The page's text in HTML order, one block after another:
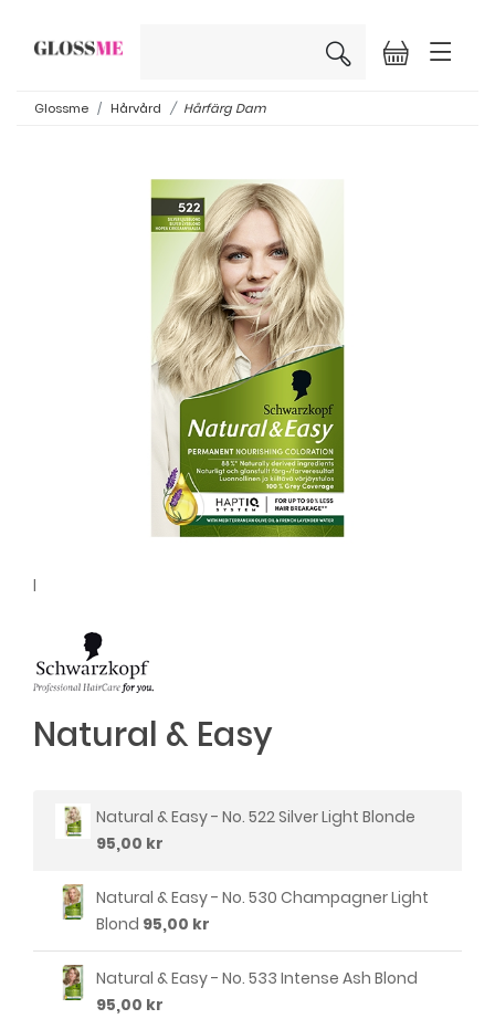
×
Glossme Hårvård Hårfärg Dam
l
Natural & Easy
Natural & Easy - No. 522 Silver Light Blonde
95,00 kr
Natural & Easy - No. 530 Champagner Light
Blond 95,00 kr
Natural & Easy - No. 533 Intense Ash Blond
95,00 kr